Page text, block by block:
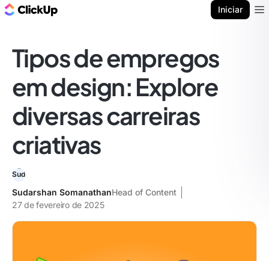
Iniciar
Tipos de empregos
em design: Explore
diversas carreiras
criativas
Sudarshan SomanathanHead of Content
27 de fevereiro de 2025